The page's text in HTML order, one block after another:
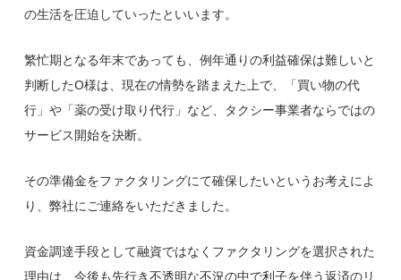
の生活を圧迫 していったといいます。
繁忙期となる年末であっても、例年通りの利益確保は難しいと
判断したO様は、現在の情勢を踏まえた上で、
「買い物の代
行」や「薬の受け取り代行」など、タクシー事業者ならではの
サービス開始を決断。
その準備金をファクタリングにて確保したいというお考えによ
り、弊社にご連絡をいただきました。
資金調達手段として融資ではなく ファクタリングを選択された
理由は、今後も先行き不透明な不況の中で利子を伴う返済のリ